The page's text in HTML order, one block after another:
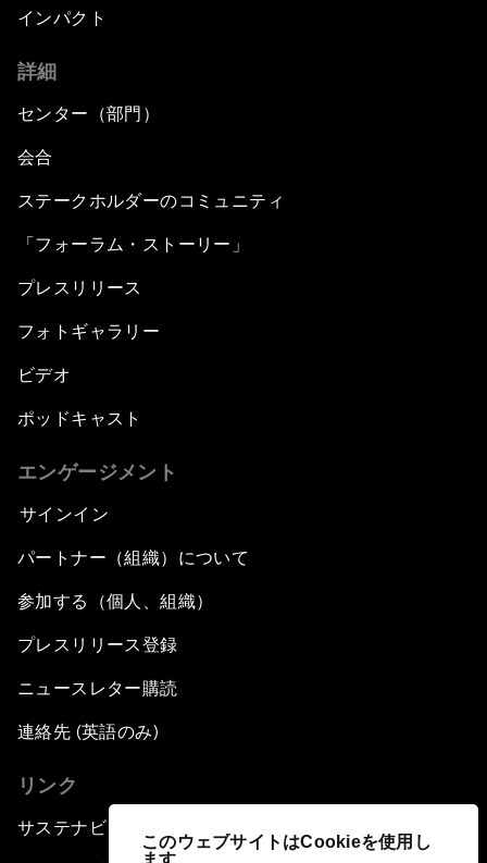
このウェブサイトはCookieを使用し
ます
インパクト
詳細
センター（部門）
会合
ステークホルダーのコミュニティ
「フォーラム・ストーリー」
プレスリリース
フォトギャラリー
ビデオ
ポッドキャスト
エンゲージメント
サインイン
パートナー（組織）について
参加する（個人、組織）
プレスリリース登録
ニュースレター購読
連絡先 (英語のみ)
リンク
サステナビリティへの取り組み